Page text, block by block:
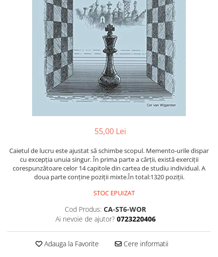
Instruire Generala
Instruire Generala
Lemn De Boxwood
Lemn De Carpen (hornbeam)
Lemn De Sheesham
Piese De Sah Tematice Din Plastic
Piese Din Plastic
Piese rezerva
Piese Sah Tematice
Piese Sah Tematice Din Metal
55,00 Lei
Caietul de lucru este ajustat să schimbe scopul. Memento-urile dispar
cu excepția unuia singur. În prima parte a cărții, există exerciții
corespunzătoare celor 14 capitole din cartea de studiu individual. A
doua parte conține poziții mixte.În total:1320 poziții.
STOC EPUIZAT
Cod Produs: CA-ST6-WOR
Ai nevoie de ajutor? 0723220406
Adauga la Favorite Cere informatii